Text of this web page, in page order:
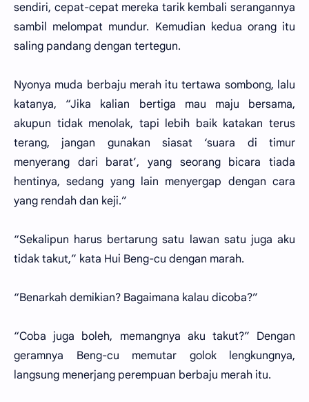
sendiri, cepat-cepat mereka tarik kembali serangannya
sambil melompat mundur. Kemudian kedua orang itu
saling pandang dengan tertegun.
Nyonya muda berbaju merah itu tertawa sombong, lalu
katanya, “Jika kalian bertiga mau maju bersama,
akupun tidak menolak, tapi lebih baik katakan terus
terang, jangan gunakan siasat ‘suara di timur
menyerang dari barat’, yang seorang bicara tiada
hentinya, sedang yang lain menyergap dengan cara
yang rendah dan keji.”
“Sekalipun harus bertarung satu lawan satu juga aku
tidak takut,” kata Hui Beng-cu dengan marah.
“Benarkah demikian? Bagaimana kalau dicoba?”
“Coba juga boleh, memangnya aku takut?” Dengan
geramnya Beng-cu memutar golok lengkungnya,
langsung menerjang perempuan berbaju merah itu.